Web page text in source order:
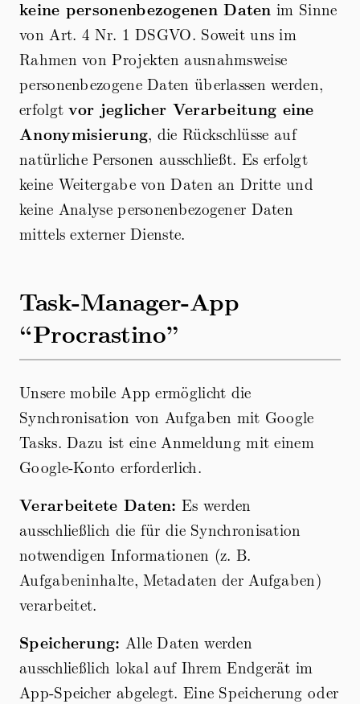
keine personenbezogenen Daten im Sinne
von Art. 4 Nr. 1 DSGVO. Soweit uns im
Rahmen von Projekten ausnahmsweise
personenbezogene Daten überlassen werden,
erfolgtvor jeglicher Verarbeitung eine
Anonymisierung, die Rückschlüsse auf
natürliche Personen ausschließt. Es erfolgt
keine Weitergabe von Daten an Dritte und
keine Analyse personenbezogener Daten
mittels externer Dienste.
Task-Manager-App
“Procrastino”
Unsere mobile App ermöglicht die
Synchronisation von Aufgaben mit Google
Tasks. Dazu ist eine Anmeldung mit einem
Google-Konto erforderlich.
Verarbeitete Daten: Es werden
ausschließlich die für die Synchronisation
notwendigen Informationen (z. B.
Aufgabeninhalte, Metadaten der Aufgaben)
verarbeitet.
Speicherung: Alle Daten werden
ausschließlich lokal auf Ihrem Endgerät im
App-Speicher abgelegt. Eine Speicherung oder